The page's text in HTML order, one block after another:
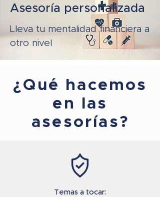
Asesoría personalizada
Lleva tu mentalidad financiera a
otro nivel
¿Qué hacemos
en las
asesorías?
Temas a tocar: